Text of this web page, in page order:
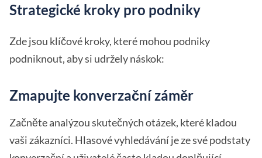
Strategické kroky pro podniky
Zde jsou klíčové kroky, které mohou podniky
podniknout, aby si udržely náskok:
Zmapujte konverzační záměr
Začněte analýzou skutečných otázek, které kladou
vaši zákazníci. Hlasové vyhledávání je ze své podstaty